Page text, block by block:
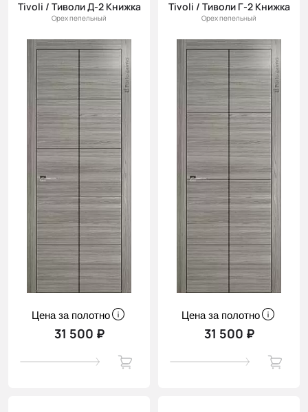
Tivoli / Тиволи Д-2 Книжка
Орех пепельный
Цена за полотно
31 500 ₽
Tivoli / Тиволи Г-2 Книжка
Орех пепельный
Цена за полотно
31 500 ₽